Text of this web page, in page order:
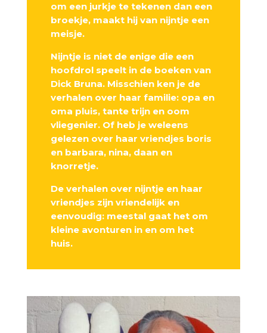
om een jurkje te tekenen dan een
broekje, maakt hij van nijntje een
meisje.
Nijntje is niet de enige die een
hoofdrol speelt in de boeken van
Dick Bruna. Misschien ken je de
verhalen over haar familie: opa en
oma pluis, tante trijn en oom
vliegenier. Of heb je weleens
gelezen over haar vriendjes boris
en barbara, nina, daan en
knorretje.
De verhalen over nijntje en haar
vriendjes zijn vriendelijk en
eenvoudig: meestal gaat het om
kleine avonturen in en om het
huis.